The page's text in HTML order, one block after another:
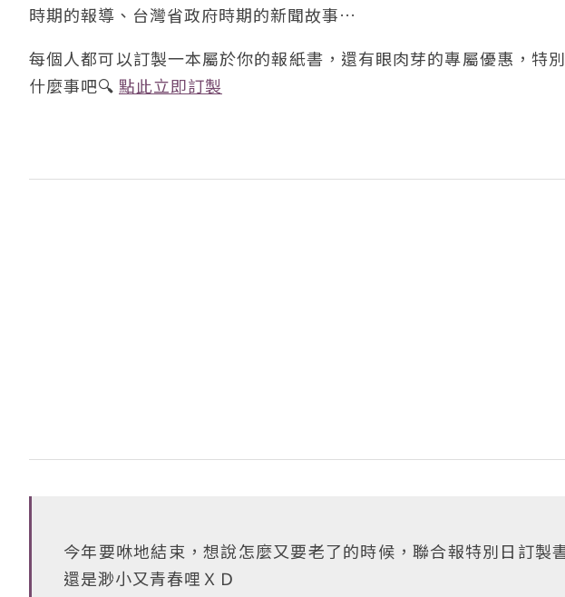
時期的報導、台灣省政府時期的新聞故事…
每個人都可以訂製一本屬於你的報紙書，還有眼肉芽的專屬優惠，特
什麼事吧🔍️ 點此立即訂製
今年要咻地結束，想說怎麼又要老了的時候，聯合報特別日訂製
還是渺小又青春哩ＸＤ